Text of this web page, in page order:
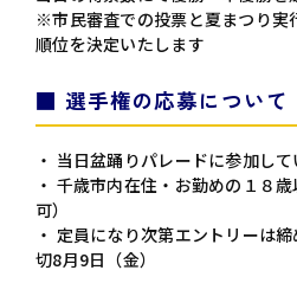
※市民審査での投票と夏まつり実
順位を決定いたします
■ 選手権の応募について
・ 当日盆踊りパレードに参加し
・ 千歳市内在住・お勤めの１８
可）
・ 定員になり次第エントリーは
切8月9日（金）